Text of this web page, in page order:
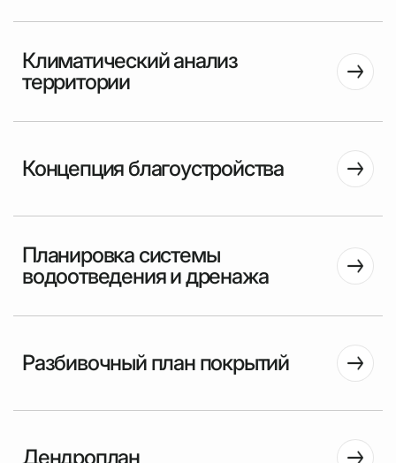
Климатический анализ
территории
Концепция благоустройства
Планировка системы
водоотведения и дренажа
Разбивочный план покрытий
Дендроплан